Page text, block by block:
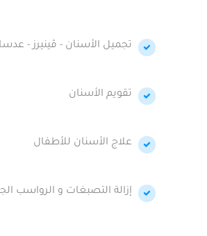
تجميل الأسنان - ڤينيرز -
تقويم الأسنان
علاج الأسنان للأطفال
إزالة التصبغات و الرواسب